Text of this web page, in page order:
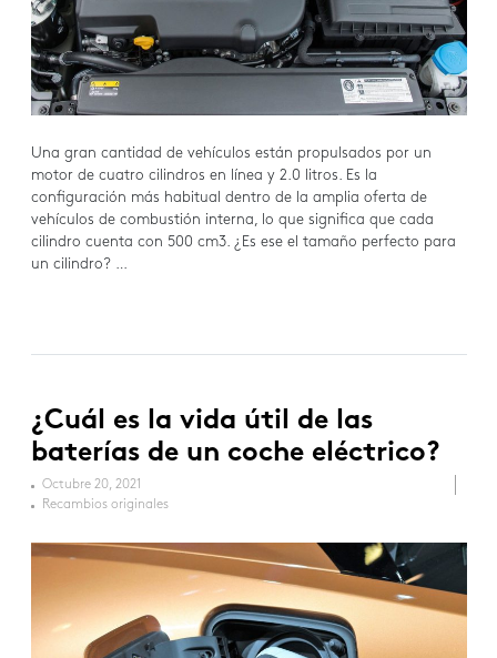
Una gran cantidad de vehículos están propulsados por un
motor de cuatro cilindros en línea y 2.0 litros. Es la
configuración más habitual dentro de la amplia oferta de
vehículos de combustión interna, lo que significa que cada
cilindro cuenta con 500 cm3. ¿Es ese el tamaño perfecto para
un cilindro? …
¿Cuál es la vida útil de las
baterías de un coche eléctrico?
Octubre 20, 2021
Recambios originales